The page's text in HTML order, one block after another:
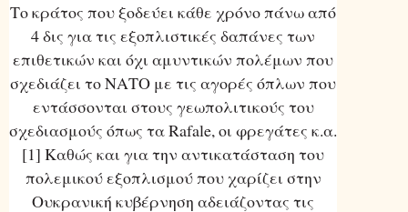
Το κράτος που ξοδεύει κάθε χρόνο πάνω από
4 δις για τις εξοπλιστικές δαπάνες των
επιθετικών και όχι αμυντικών πολέμων που
σχεδιάζει το ΝΑΤΟ με τις αγορές όπλων που
εντάσσονται στους γεωπολιτικούς του
σχεδιασμούς όπως τα Rafale, οι φρεγάτες κ.α.
[1] Καθώς και για την αντικατάσταση του
πολεμικού εξοπλισμού που χαρίζει στην
Ουκρανική κυβέρνηση αδειάζοντας τις